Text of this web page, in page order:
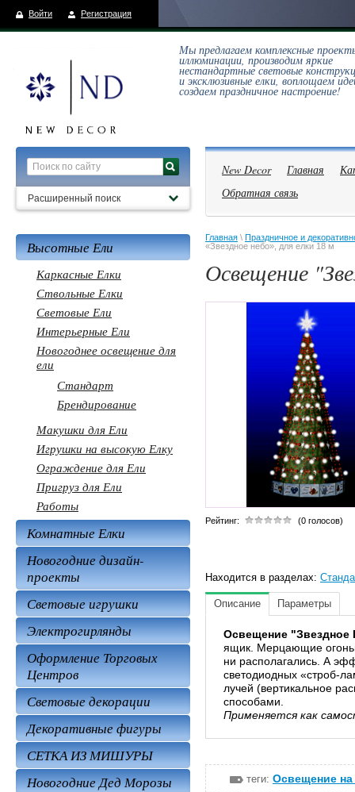
Войти Регистрация
Мы предлагаем комплексные
иллюминации, производим яркие
нестандартные световые
и эксклюзивные елки, воплощаем
создаем праздничное настроение!
Расширенный поиск
Высотные Ели
Каркасные Елки
Ствольные Елки
Световые Ели
Интерьерные Ели
Новогоднее освещение для
ели
Стандарт
Брендирование
Макушки для Ели
Игрушки на высокую Елку
Ограждение для Ели
Пригруз для Ели
Работы
Комнатные Елки
Новогодние дизайн-
проекты
Световые игрушки
Электрогирлянды
Оформление Торговых
Центров
Световые декорации
Декоративные фигуры
СЕТКА ИЗ МИШУРЫ
Новогодние Дед Морозы
New Decor Главная
Обратная связь
Главная \ Праздничное и
«Звездное небо», для елки 18 м
Освещение
Рейтинг: (0 голосов)
Находится в разделах:
Описание Параметры
Освещение "Звездное
ящик. Мерцающие
ни располагались. А
светодиодных «строб-
лучей (вертикальное
способами.
Применяется как
теги: Освещение на